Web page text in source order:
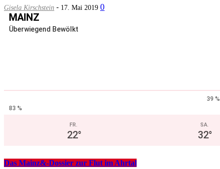
Gisela Kirschstein - 17. Mai 2019 0
MAINZ
Überwiegend Bewölkt
39 %
83 %
FR.
22°
SA.
32°
Das Mainz&-Dossier zur Flut im Ahrtal